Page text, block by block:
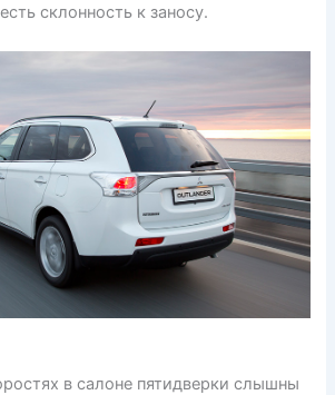
склонность к заносу.
в салоне пятидверки слышны